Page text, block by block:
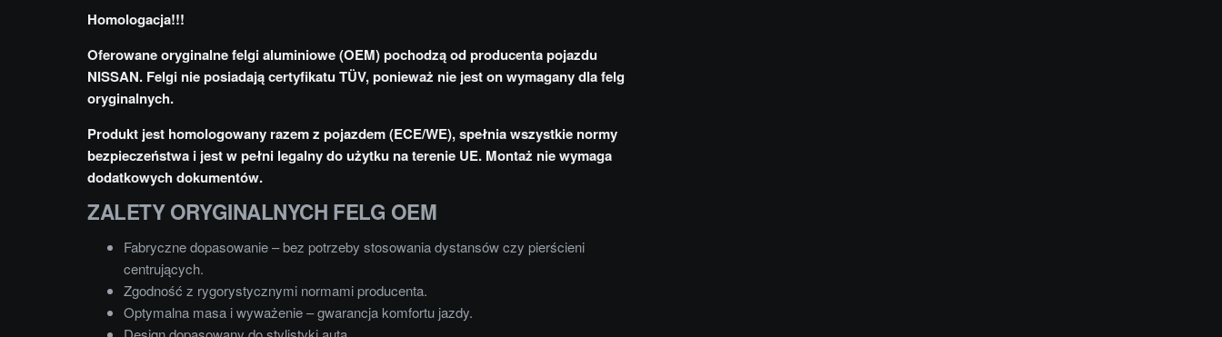
Homologacja!!!
Oferowane oryginalne felgi aluminiowe (OEM) pochodzą od producenta pojazdu
NISSAN. Felgi nie posiadają certyfikatu TÜV, ponieważ nie jest on wymagany dla felg
oryginalnych.
Produkt jest homologowany razem z pojazdem (ECE/WE), spełnia wszystkie normy
bezpieczeństwa i jest w pełni legalny do użytku na terenie UE. Montaż nie wymaga
dodatkowych dokumentów.
ZALETY ORYGINALNYCH FELG OEM
Fabryczne dopasowanie – bez potrzeby stosowania dystansów czy pierścieni
centrujących.
Zgodność z rygorystycznymi normami producenta.
Optymalna masa i wyważenie – gwarancja komfortu jazdy.